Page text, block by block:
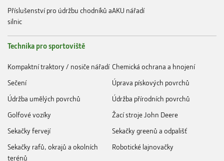
Příslušenství pro údržbu chodníků a
silnic
AKU nářadí
Technika pro sportoviště
Kompaktní traktory / nosiče nářadí Chemická ochrana a hnojení
Sečení
Úprava pískových povrchů
Údržba umělých povrchů
Údržba přírodních povrchů
Golfové vozíky
Žací stroje John Deere
Sekačky fervejí
Sekačky greenů a odpališť
Sekačky rafů, okrajů a okolních
terénů
Robotické lajnovačky